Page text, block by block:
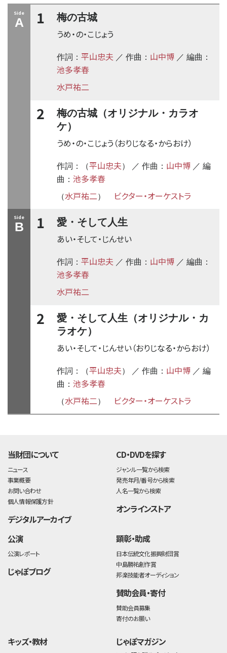
Side
A 1 梅の古城
うめ・の・こじょう
作詞： 平山忠夫 ／ 作曲： 山中博 ／ 編曲：
池多孝春
水戸祐二
2
梅の古城（オリジナル・カラオ
ケ）
うめ・の・こじょう（おりじなる・からおけ）
作詞：（平山忠夫） ／ 作曲： 山中博 ／ 編
曲： 池多孝春
（水戸祐二） ビクター・オーケストラ
Side
B 1 愛・そして人生
あい・そして・じんせい
作詞： 平山忠夫 ／ 作曲： 山中博 ／ 編曲：
池多孝春
水戸祐二
2
愛・そして人生（オリジナル・カ
ラオケ）
あい・そして・じんせい（おりじなる・からおけ）
作詞：（平山忠夫） ／ 作曲： 山中博 ／ 編
曲： 池多孝春
（水戸祐二） ビクター・オーケストラ
当財団について
ニュース
事業概要
お問い合わせ
個人情報保護方針
デジタルアーカイブ
CD・DVDを探す
ジャンル一覧から検索
発売年月/番号から検索
人名一覧から検索
オンラインストア
公演
公演レポート
じゃぽブログ
顕彰・助成
日本伝統文化振興財団賞
中島勝祐創作賞
邦楽技能者オーディション
賛助会員・寄付
賛助会員募集
寄付のお願い
キッズ・教材 じゃぽマガジン